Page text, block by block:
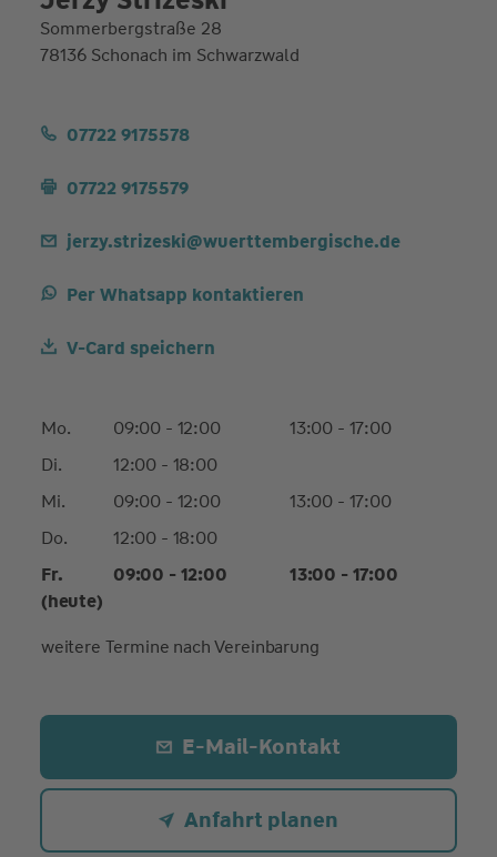
Sommerbergstraße 28
78136 Schonach im Schwarzwald
07722 9175578
07722 9175579
jerzy.strizeski@wuerttembergische.de
Per Whatsapp kontaktieren
V-Card speichern
Mo. 09:00 - 12:00
13:00 - 17:00
Di.
12:00 - 18:00
Mi.
09:00 - 12:00
13:00 - 17:00
Do.
12:00 - 18:00
Fr.
(heute)
09:00 - 12:00 13:00 - 17:00
weitere Termine nach Vereinbarung
E-Mail-Kontakt
Anfahrt planen